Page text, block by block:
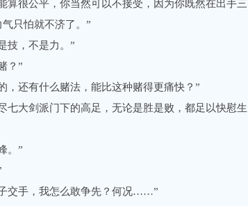
很公平，你当然可以不接受，因为你既然在出手三
只怕就不济了。”
，不是力。”
？”
还有什么赌法，能比这种赌得更痛快？”
大剑派门下的高足，无论是胜是败，都足以快慰生
。”
交手，我怎么敢争先？何况……”